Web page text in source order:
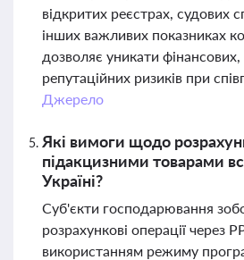
відкритих реєстрах, судових
інших важливих показниках
дозволяє уникати
репутаційних ризиків при
Джерело
Які вимоги щодо
підакцизними товарами
Україні?
Суб'єкти господарювання
розрахункові операції
використанням режиму